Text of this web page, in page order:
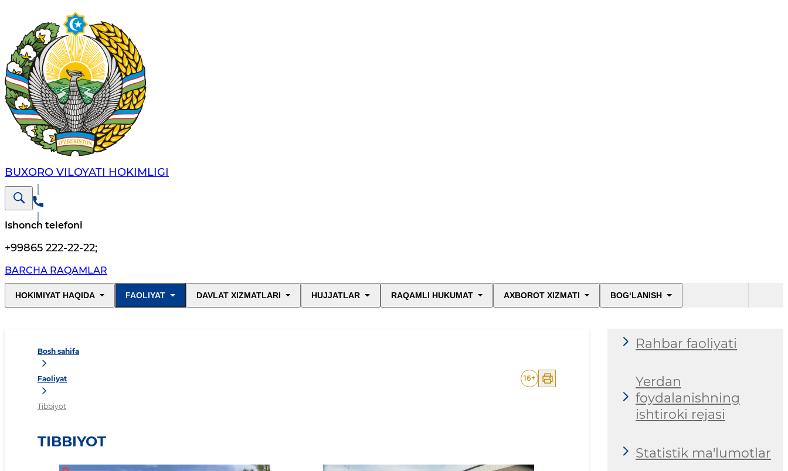
BUXORO VILOYATI HOKIMLIGI
Ishonch telefoni
+99865 222-22-22;
BARCHA RAQAMLAR
HOKIMIYAT HAQIDA FAOLIYAT DAVLAT XIZMATLARI HUJJATLAR RAQAMLI HUKUMAT AXBOROT XIZMATI BOG‘LANISH
Bosh sahifa
Faoliyat
Tibbiyot
16+
TIBBIYOT
Ro'yxatga olish -
2026
Rahbar faoliyati
Yerdan
foydalanishning
ishtiroki rejasi
Statistik ma'lumotlar